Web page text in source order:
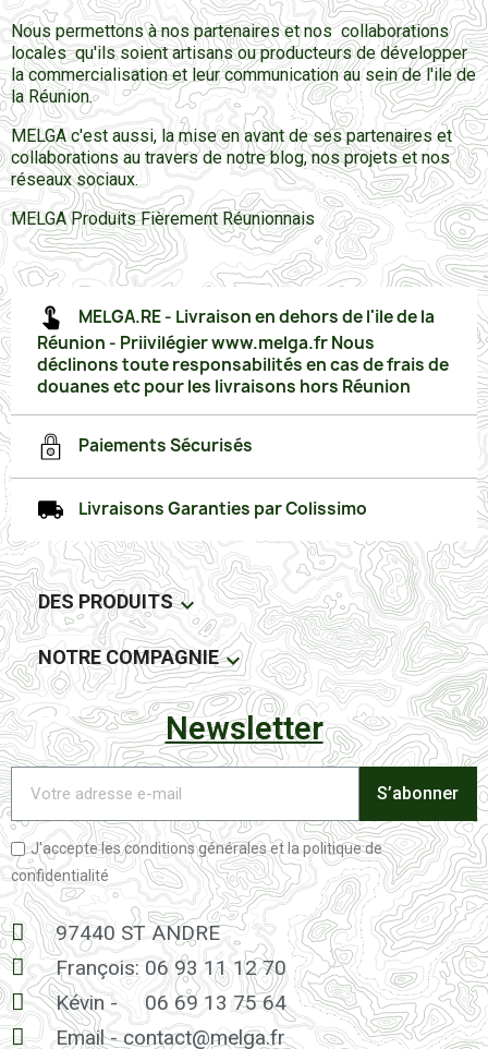
Nous permettons à nos partenaires et nos collaborations
locales qu'ils soient artisans ou producteurs de développer
la commercialisation et leur communication au sein de l'ile de
la Réunion.
MELGA c'est aussi, la mise en avant de ses partenaires et
collaborations au travers de notre blog, nos projets et nos
réseaux sociaux.
MELGA Produits Fièrement Réunionnais
MELGA.RE - Livraison en dehors de l'ile de la
Réunion - Priivilégier www.melga.fr Nous
déclinons toute responsabilités en cas de frais de
douanes etc pour les livraisons hors Réunion
Paiements Sécurisés
Livraisons Garanties par Colissimo
DES PRODUITS
NOTRE COMPAGNIE
Newsletter
S’abonner
J'accepte les conditions générales et la politique de
confidentialité
97440 ST ANDRE
François: 06 93 11 12 70
Kévin - 06 69 13 75 64
Email - contact@melga.fr